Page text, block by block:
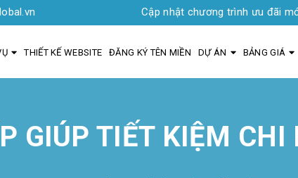
Cập nhật chương trình ưu đãi mới nhất -
THIẾT KẾ WEBSITE ĐĂNG KÝ TÊN MIỀN DỰ ÁN BẢNG GIÁ
GIÚP TIẾT KIỆM CHI